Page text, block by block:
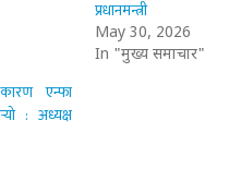
प्रधानमन्त्री
May 30, 2026
In "मुख्य समाचार"
एन्फा
: अध्यक्ष